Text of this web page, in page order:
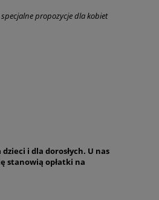
propozycje dla kobiet
i dla dorosłych. U nas
stanowią opłatki na